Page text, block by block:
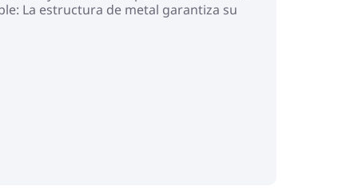
La estructura de metal garantiza su